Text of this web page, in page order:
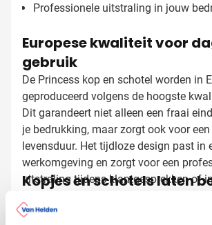
Professionele uitstraling in jouw
Europese kwaliteit voor
gebruik
De Princess kop en schotel worden in
geproduceerd volgens de hoogste
Dit garandeert niet alleen een fraai
je bedrukking, maar zorgt ook voor
levensduur. Het tijdloze design past in
werkomgeving en zorgt voor een
uitstraling tijdens klantgesprekken of
Kopjes en schotels laten
met logo
Bij Van Helden Relatiegeschenken